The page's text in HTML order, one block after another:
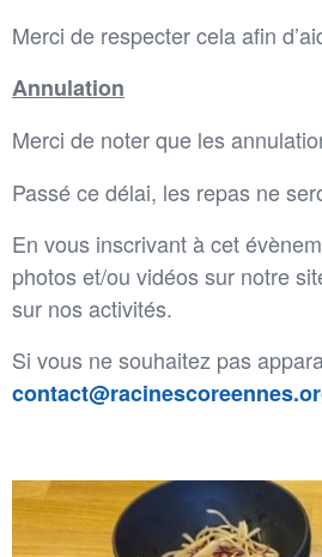
Merci de respecter cela afin
Annulation
Merci de noter que les
Passé ce délai, les repas ne
En vous inscrivant à cet
photos et/ou vidéos sur notre
sur nos activités.
Si vous ne souhaitez pas